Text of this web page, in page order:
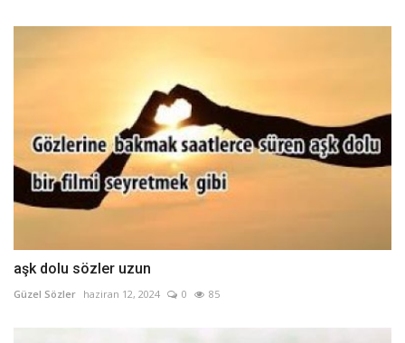
aşk dolu sözler uzun
Güzel Sözler haziran 12, 2024 0 85